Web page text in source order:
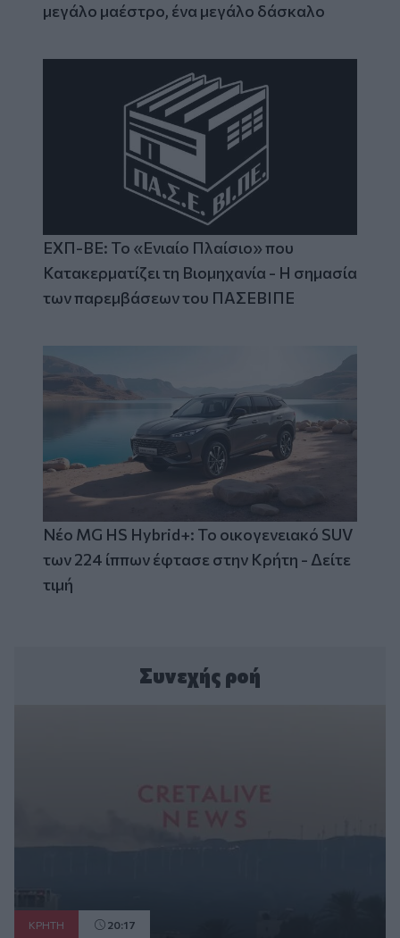
μεγάλο μαέστρο, ένα μεγάλο δάσκαλο
ΕΧΠ-ΒΕ: Το «Ενιαίο Πλαίσιο» που
Κατακερματίζει τη Βιομηχανία - Η σημασία
των παρεμβάσεων του ΠΑΣΕΒΙΠΕ
Νέο MG HS Hybrid+: Το οικογενειακό SUV
των 224 ίππων έφτασε στην Κρήτη - Δείτε
τιμή
Συνεχής ροή
ΚΡΗΤΗ 20:17